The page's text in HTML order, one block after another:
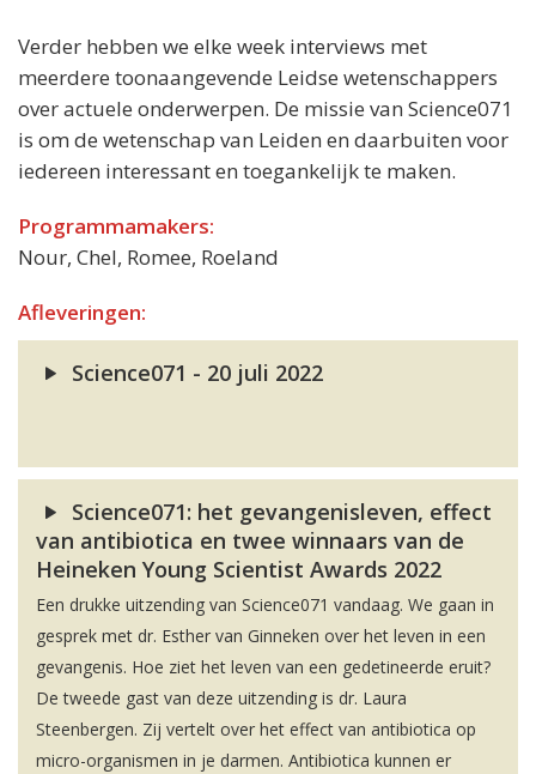
Verder hebben we elke week interviews met
meerdere toonaangevende Leidse wetenschappers
over actuele onderwerpen. De missie van Science071
is om de wetenschap van Leiden en daarbuiten voor
iedereen interessant en toegankelijk te maken.
Programmamakers:
Nour, Chel, Romee, Roeland
Afleveringen:
Science071 - 20 juli 2022
Science071: het gevangenisleven, effect
van antibiotica en twee winnaars van de
Heineken Young Scientist Awards 2022
Een drukke uitzending van Science071 vandaag. We gaan in
gesprek met dr. Esther van Ginneken over het leven in een
gevangenis. Hoe ziet het leven van een gedetineerde eruit?
De tweede gast van deze uitzending is dr. Laura
Steenbergen. Zij vertelt over het effect van antibiotica op
micro-organismen in je darmen. Antibiotica kunnen er